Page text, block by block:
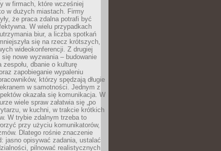
w firmach, które wcześniej
w dużych miastach. Firmy
że praca zdalna potrafi być
W wielu przypadkach
biur, a liczba spotkań
się na rzecz krótszych,
wideokonferencji. Z drugiej
się nowe wyzwania – budowanie
zespołu, dbanie o kulturę
zapobieganie wypaleniu
którzy spędzają długie
w samotności. Jednym z
okazała się komunikacja. W
wiele spraw załatwia się „po
w kuchni, w trakcie krótkich
W trybie zdalnym trzeba to
przy użyciu komunikatorów,
Dlatego rośnie znaczenie
jasno opisywać zadania, ustalać
pilnować realistycznych